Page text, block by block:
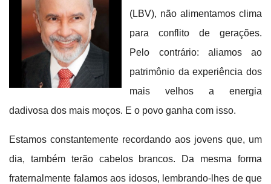
(LBV), não alimentamos clima
para conflito de gerações.
Pelo contrário: aliamos ao
patrimônio da experiência dos
mais velhos a energia
dadivosa dos mais moços. E o povo ganha com isso.
Estamos constantemente recordando aos jovens que, um
dia, também terão cabelos brancos. Da mesma forma
fraternalmente falamos aos idosos, lembrando-lhes de que